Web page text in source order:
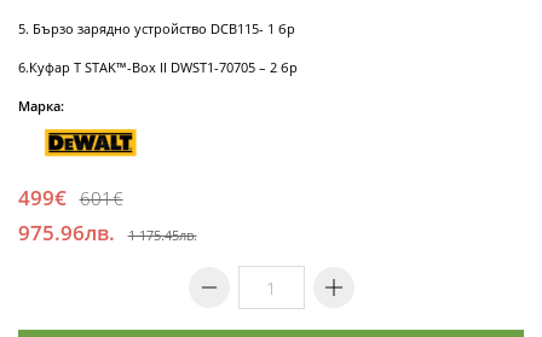
5. Бързо зарядно устройство DCB115- 1 бр
6.Куфар T STAK™-Box II DWST1-70705 – 2 бр
Марка:
499€ 601€
975.96лв. 1 175.45лв.